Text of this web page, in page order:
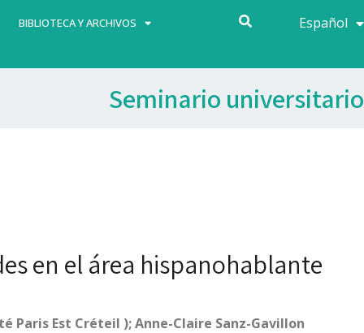
BIBLIOTECA Y ARCHIVOS Español
Français
Seminario universitario
en el área hispanohablante
Paris Est Créteil ); Anne-Claire Sanz-Gavillon